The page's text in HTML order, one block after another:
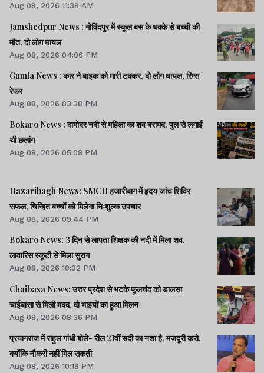
Aug 09, 2026 11:39 AM
Jamshedpur News : गोविंदपुर में स्कूल बस के धक्के से बच्ची की
मौत, दो लोग घायल
Aug 08, 2026 04:06 PM
Gumla News : कार ने बाइक को मारी टक्कर, दो लोग घायल, रिम्स
रेफर
Aug 08, 2026 03:38 PM
Bokaro News : दामोदर नदी से महिला का शव बरामद, पुल से लगाई
थी छलांग
Aug 08, 2026 05:08 PM
Hazaribagh News: SMCH हजारीबाग में हृदय जांच शिविर
सफल, चिन्हित बच्चों को मिलेगा निःशुल्क उपचार
Aug 08, 2026 09:44 PM
Bokaro News: 3 दिन से लापता शिक्षक की नदी में मिला शव,
लावारिस स्कूटी से मिला सुराग
Aug 08, 2026 10:32 PM
Chaibasa News: उत्तर प्रदेश से भटके फूलचंद को डालसा
चाईबासा से मिली मदद, दो भाइयों का हुआ मिलन
Aug 08, 2026 08:36 PM
प्रयागराज में राहुल गांधी बोले- रील 21वीं सदी का नशा है, मजदूरी करो,
क्योंकि नौकरी नहीं मिल सकती
Aug 08, 2026 10:18 PM